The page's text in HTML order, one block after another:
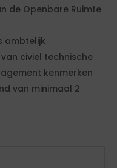
de Openbare Ruimte
ambtelijk
civiel technische
kenmerken
van minimaal 2